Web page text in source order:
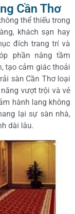
Cần Thơ
thể thiếu trong
khách sạn hay
đích trang trí và
phần nâng tầm
tạo cảm giác thoải
sàn Cần Thơ loại
vượt trội và vẻ
hành lang không
lại sự sàn nhà,
dài lâu.